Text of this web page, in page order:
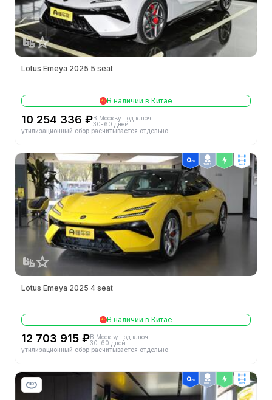
Lotus Emeya 2025 5 seat
В наличии в Китае
10 254 336 ₽В Москву под ключ
30-60 дней
утилизационный сбор расчитывается отдельно
ТОП 2 4wd
Lotus Emeya 2025 4 seat
В наличии в Китае
12 703 915 ₽В Москву под ключ
30-60 дней
утилизационный сбор расчитывается отдельно
ТОП 2 4wd